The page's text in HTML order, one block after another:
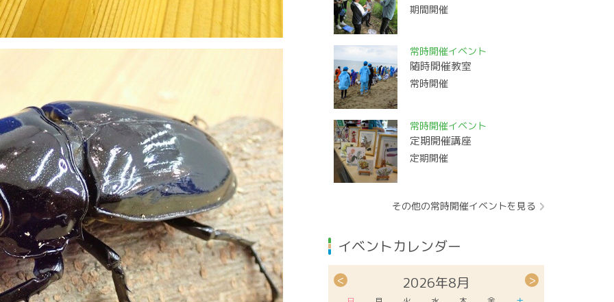
期間開催
常時開催イベント
随時開催教室
常時開催
常時開催イベント
定期開催講座
定期開催
その他の常時開催イベントを見る
イベントカレンダー
< >
2026年8月